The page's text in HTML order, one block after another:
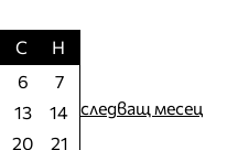
С
Н
6
7
13
14
20
21
следващ месец